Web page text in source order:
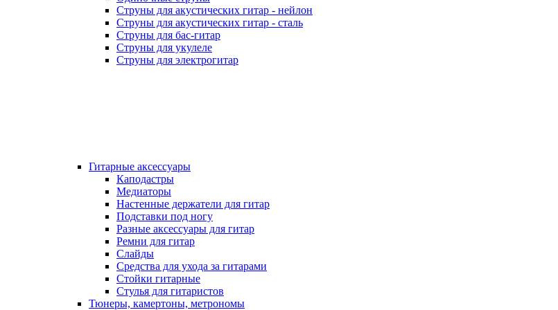
Струны для акустических гитар - нейлон
Струны для акустических гитар - сталь
Струны для бас-гитар
Струны для укулеле
Струны для электрогитар
Гитарные аксессуары
Каподастры
Медиаторы
Настенные держатели для гитар
Подставки под ногу
Разные аксессуары для гитар
Ремни для гитар
Слайды
Средства для ухода за гитарами
Стойки гитарные
Стулья для гитаристов
Тюнеры, камертоны, метрономы